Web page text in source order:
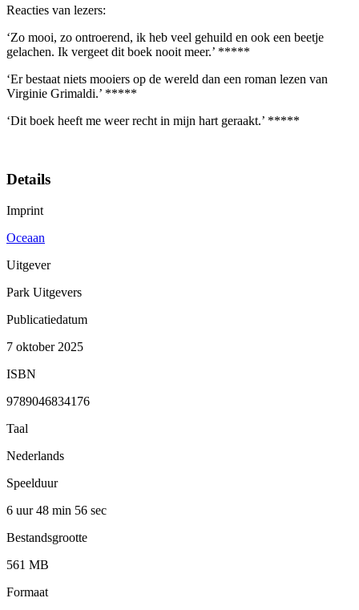
Reacties van lezers:
‘Zo mooi, zo ontroerend, ik heb veel gehuild en ook een beetje
gelachen. Ik vergeet dit boek nooit meer.’ *****
‘Er bestaat niets mooiers op de wereld dan een roman lezen van
Virginie Grimaldi.’ *****
‘Dit boek heeft me weer recht in mijn hart geraakt.’ *****
Details
Imprint
Oceaan
Uitgever
Park Uitgevers
Publicatiedatum
7 oktober 2025
ISBN
9789046834176
Taal
Nederlands
Speelduur
6 uur 48 min 56 sec
Bestandsgrootte
561 MB
Formaat